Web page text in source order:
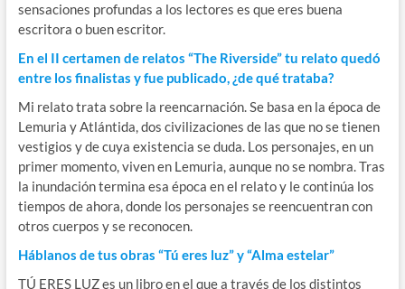
sensaciones profundas a los lectores es que eres buena
escritora o buen escritor.
En el II certamen de relatos “The Riverside” tu relato quedó
entre los finalistas y fue publicado, ¿de qué trataba?
Mi relato trata sobre la reencarnación. Se basa en la época de
Lemuria y Atlántida, dos civilizaciones de las que no se tienen
vestigios y de cuya existencia se duda. Los personajes, en un
primer momento, viven en Lemuria, aunque no se nombra. Tras
la inundación termina esa época en el relato y le continúa los
tiempos de ahora, donde los personajes se reencuentran con
otros cuerpos y se reconocen.
Háblanos de tus obras “Tú eres luz” y “Alma estelar”
TÚ ERES LUZ es un libro en el que a través de los distintos